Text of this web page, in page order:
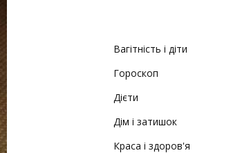
Вагітність і діти
Гороскоп
Дієти
Дім і затишок
Краса і здоров'я